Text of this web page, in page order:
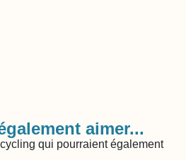
aimer...
qui pourraient également